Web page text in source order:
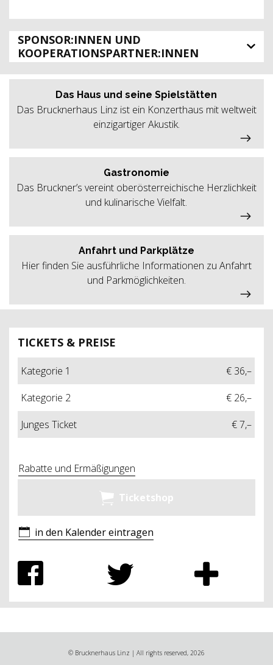
SPONSOR:INNEN UND
KOOPERATIONSPARTNER:INNEN
TICKETS & PREISE
Kategorie 1
€ 36,–
Kategorie 2
€ 26,–
Junges Ticket
€ 7,–
Rabatte und Ermäßigungen
Ticketshop
in den Kalender eintragen
Das Haus und seine Spielstätten
Das Brucknerhaus Linz ist ein Konzerthaus mit weltweit
einzigartiger Akustik.
Gastronomie
Das Bruckner’s vereint oberösterreichische Herzlichkeit
und kulinarische Vielfalt.
Anfahrt und Parkplätze
Hier finden Sie ausführliche Informationen zu Anfahrt
und Parkmöglichkeiten.
© Brucknerhaus Linz | All rights reserved, 2026